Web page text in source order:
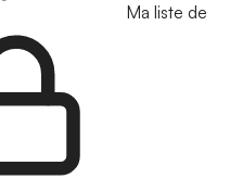
Ma liste de